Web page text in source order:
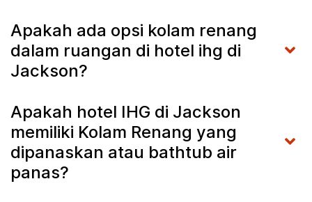
Apakah ada opsi kolam renang
dalam ruangan di hotel ihg di
Jackson?
Apakah hotel IHG di Jackson
memiliki Kolam Renang yang
dipanaskan atau bathtub air
panas?